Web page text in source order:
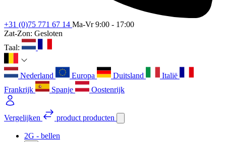
+31 (0)75 771 67 14 Ma-Vr 9:00 - 17:00
Zat-Zon: Gesloten
Taal:
Nederland Europa Duitsland
Italië
Frankrijk
Spanje Oostenrijk
Vergelijken product producten
2G - bellen